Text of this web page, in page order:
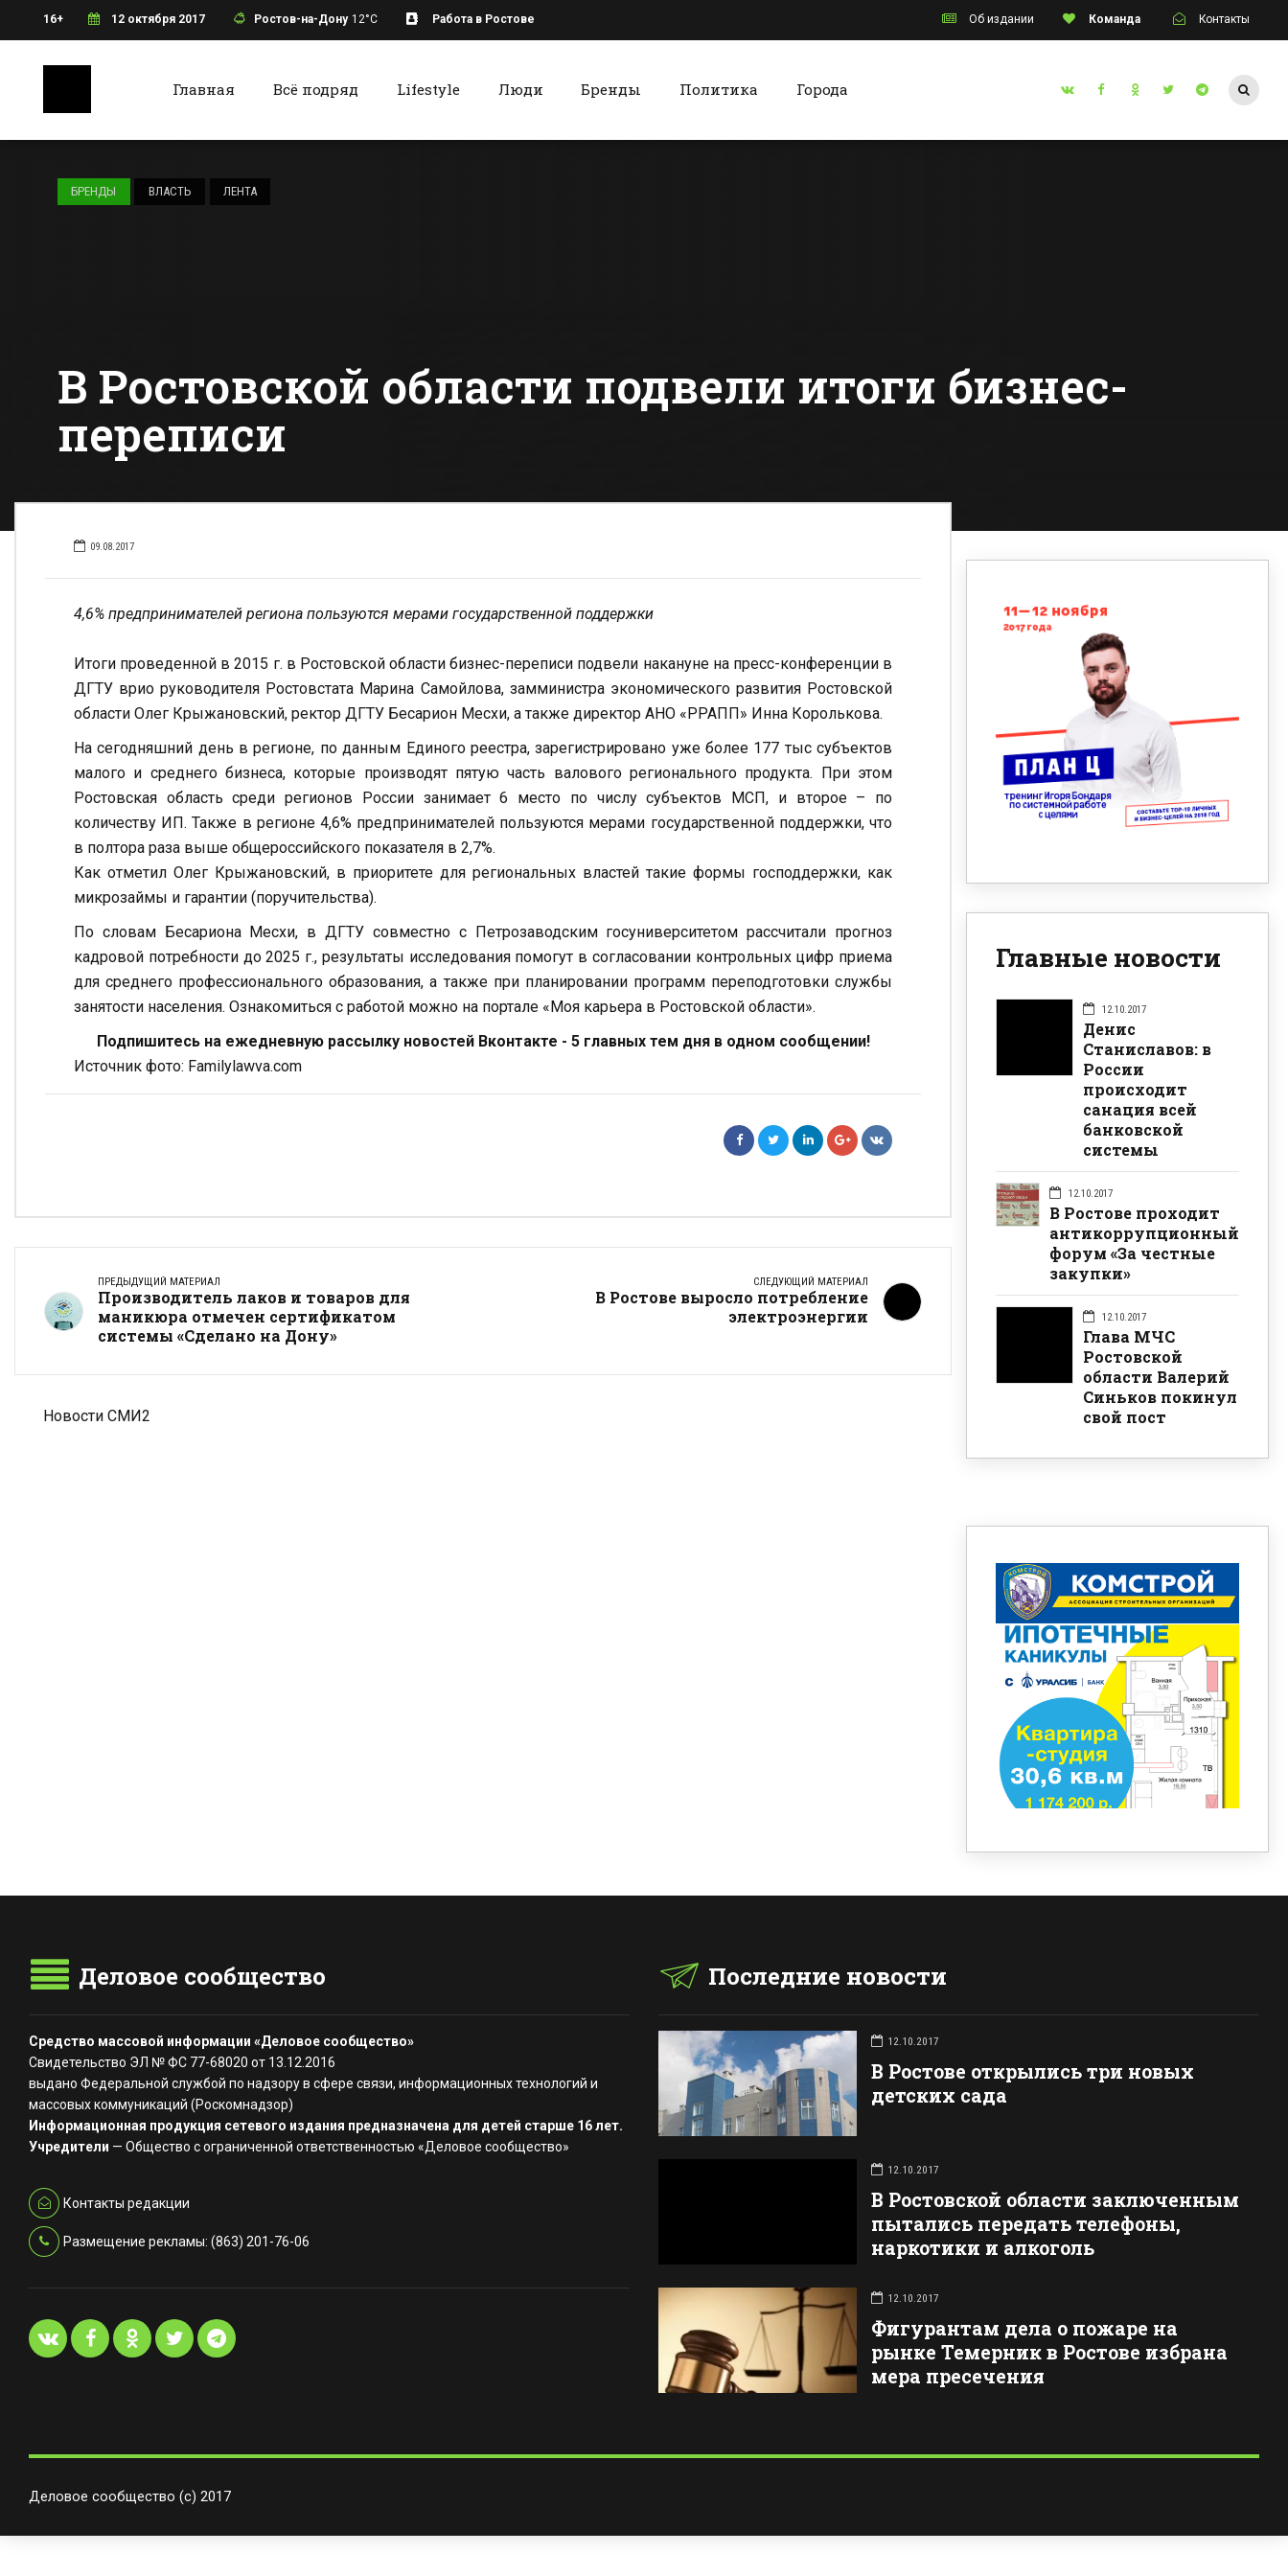
16+ 12 октября 2017 Ростов-на-Дону 12°C Работа в Ростове Об издании Команда Контакты
Главная Всё подряд Lifestyle Люди Бренды Политика Города
открылись три
БРЕНДЫ ВЛАСТЬ ЛЕНТА
В Ростовской области подвели итоги бизнес-
переписи
09.08.2017
4,6% предпринимателей региона пользуются мерами государственной поддержки
Итоги проведенной в 2015 г. в Ростовской области бизнес-переписи подвели накануне на пресс-конференции в
ДГТУ врио руководителя Ростовстата Марина Самойлова, замминистра экономического развития Ростовской
области Олег Крыжановский, ректор ДГТУ Бесарион Месхи, а также директор АНО «РРАПП» Инна Королькова.
На сегодняшний день в регионе, по данным Единого реестра, зарегистрировано уже более 177 тыс субъектов
малого и среднего бизнеса, которые производят пятую часть валового регионального продукта. При этом
Ростовская область среди регионов России занимает 6 место по числу субъектов МСП, и второе – по
количеству ИП. Также в регионе 4,6% предпринимателей пользуются мерами государственной поддержки, что
в полтора раза выше общероссийского показателя в 2,7%.
Как отметил Олег Крыжановский, в приоритете для региональных властей такие формы господдержки, как
микрозаймы и гарантии (поручительства).
По словам Бесариона Месхи, в ДГТУ совместно с Петрозаводским госуниверситетом рассчитали прогноз
кадровой потребности до 2025 г., результаты исследования помогут в согласовании контрольных цифр приема
для среднего профессионального образования, а также при планировании программ переподготовки службы
занятости населения. Ознакомиться с работой можно на портале «Моя карьера в Ростовской области».
Подпишитесь на ежедневную рассылку новостей Вконтакте - 5 главных тем дня в одном сообщении!
Источник фото: Familylawva.com
ПРЕДЫДУЩИЙ МАТЕРИАЛ
Производитель лаков и товаров для
маникюра отмечен сертификатом
системы «Сделано на Дону»
СЛЕДУЮЩИЙ МАТЕРИАЛ
В Ростове выросло потребление
электроэнергии
Новости СМИ2
Главные новости
12.10.2017
Денис
Станиславов: в
России
происходит
санация всей
банковской
системы
12.10.2017
В Ростове проходит
антикоррупционный
форум «За честные
закупки»
12.10.2017
Глава МЧС
Ростовской
области Валерий
Синьков покинул
свой пост
Деловое сообщество
Средство массовой информации «Деловое сообщество»
Свидетельство ЭЛ № ФС 77-68020 от 13.12.2016
выдано Федеральной службой по надзору в сфере связи, информационных технологий и
массовых коммуникаций (Роскомнадзор)
Информационная продукция сетевого издания предназначена для детей старше 16 лет.
Учредители — Общество с ограниченной ответственностью «Деловое сообщество»
Контакты редакции
Размещение рекламы: (863) 201-76-06
Последние новости
12.10.2017
В Ростове открылись три новых
детских сада
12.10.2017
В Ростовской области заключенным
пытались передать телефоны,
наркотики и алкоголь
12.10.2017
Фигурантам дела о пожаре на
рынке Темерник в Ростове избрана
мера пресечения
Деловое сообщество (с) 2017